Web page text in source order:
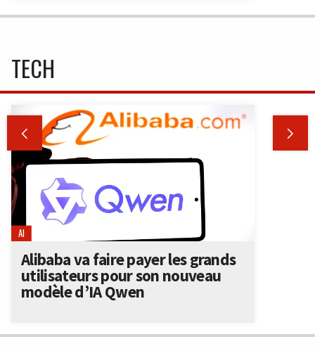
TECH
 
AI
Alibaba va faire payer les grands
utilisateurs pour son nouveau
modèle d’IA Qwen